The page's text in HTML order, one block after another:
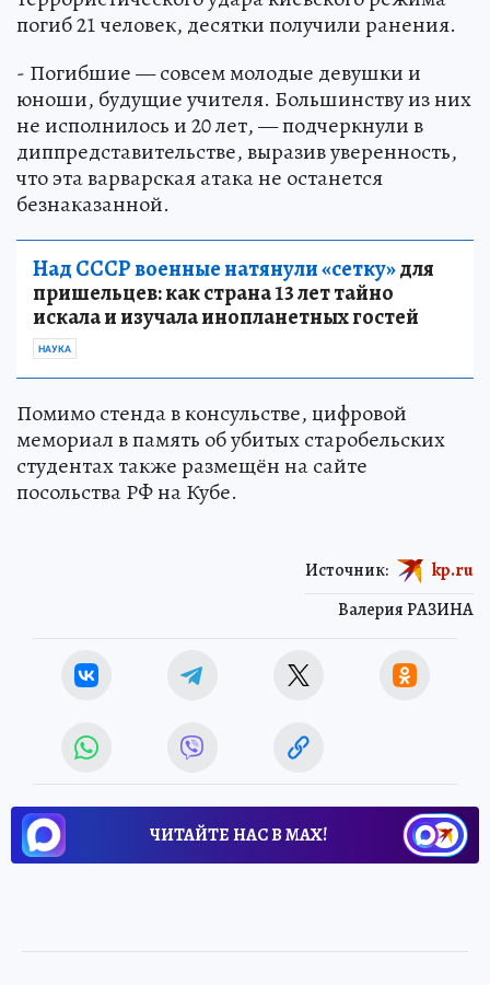
погиб 21 человек, десятки получили ранения.
- Погибшие — совсем молодые девушки и
юноши, будущие учителя. Большинству из них
не исполнилось и 20 лет, — подчеркнули в
диппредставительстве, выразив уверенность,
что эта варварская атака не останется
безнаказанной.
Над СССР военные натянули «сетку»для
пришельцев: как страна 13 лет тайно
искала и изучала инопланетных гостей
НАУКА
Помимо стенда в консульстве, цифровой
мемориал в память об убитых старобельских
студентах также размещён на сайте
посольства РФ на Кубе.
Валерия РАЗИНА
Источник: kp.ru
ЧИТАЙТЕ НАС В МАХ!